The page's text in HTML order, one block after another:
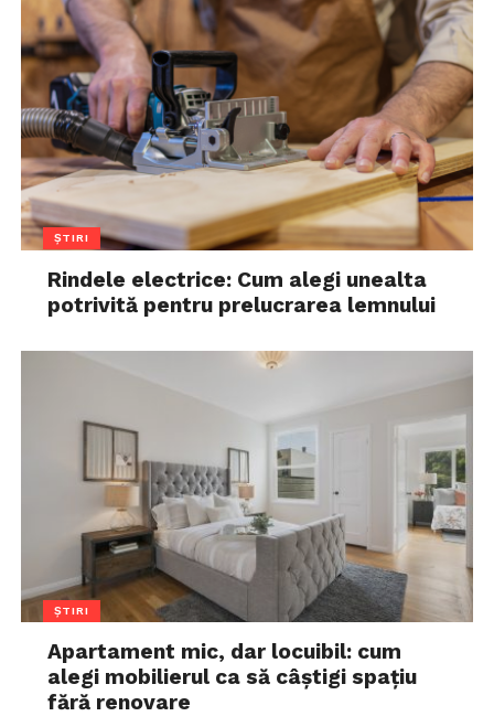
ȘTIRI
Rindele electrice: Cum alegi unealta
potrivită pentru prelucrarea lemnului
ȘTIRI
Apartament mic, dar locuibil: cum
alegi mobilierul ca să câștigi spațiu
fără renovare